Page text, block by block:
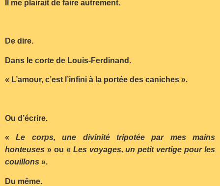
Il me plairait de faire autrement.
De dire.
Dans le corte de Louis-Ferdinand.
« L’amour, c’est l’infini à la portée des caniches ».
Ou d’écrire.
«Le corps, une divinité tripotée par mes mains
honteuses » ou « Les voyages, un petit vertige pour les
couillons ».
Du même.